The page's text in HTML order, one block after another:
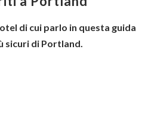
di cui parlo in questa guida
sicuri di Portland.